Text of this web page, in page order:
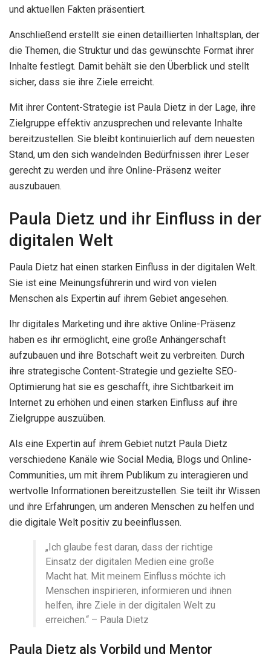
und aktuellen Fakten präsentiert.
Anschließend erstellt sie einen detaillierten Inhaltsplan, der
die Themen, die Struktur und das gewünschte Format ihrer
Inhalte festlegt. Damit behält sie den Überblick und stellt
sicher, dass sie ihre Ziele erreicht.
Mit ihrer Content-Strategie ist Paula Dietz in der Lage, ihre
Zielgruppe effektiv anzusprechen und relevante Inhalte
bereitzustellen. Sie bleibt kontinuierlich auf dem neuesten
Stand, um den sich wandelnden Bedürfnissen ihrer Leser
gerecht zu werden und ihre Online-Präsenz weiter
auszubauen.
Paula Dietz und ihr Einfluss in der
digitalen Welt
Paula Dietz hat einen starken Einfluss in der digitalen Welt.
Sie ist eine Meinungsführerin und wird von vielen
Menschen als Expertin auf ihrem Gebiet angesehen.
Ihr digitales Marketing und ihre aktive Online-Präsenz
haben es ihr ermöglicht, eine große Anhängerschaft
aufzubauen und ihre Botschaft weit zu verbreiten. Durch
ihre strategische Content-Strategie und gezielte SEO-
Optimierung hat sie es geschafft, ihre Sichtbarkeit im
Internet zu erhöhen und einen starken Einfluss auf ihre
Zielgruppe auszuüben.
Als eine Expertin auf ihrem Gebiet nutzt Paula Dietz
verschiedene Kanäle wie Social Media, Blogs und Online-
Communities, um mit ihrem Publikum zu interagieren und
wertvolle Informationen bereitzustellen. Sie teilt ihr Wissen
und ihre Erfahrungen, um anderen Menschen zu helfen und
die digitale Welt positiv zu beeinflussen.
„Ich glaube fest daran, dass der richtige
Einsatz der digitalen Medien eine große
Macht hat. Mit meinem Einfluss möchte ich
Menschen inspirieren, informieren und ihnen
helfen, ihre Ziele in der digitalen Welt zu
erreichen.“ – Paula Dietz
Paula Dietz als Vorbild und Mentor